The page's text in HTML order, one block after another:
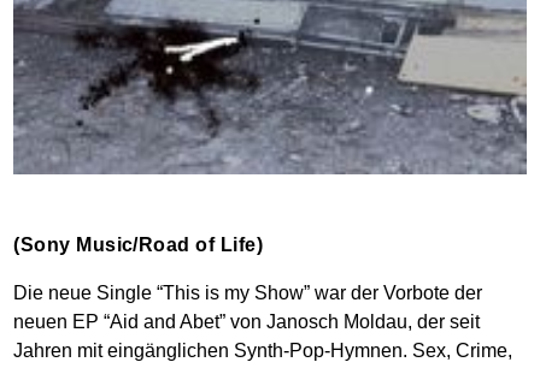
(Sony Music/Road of Life)
Die neue Single “This is my Show” war der Vorbote der
neuen EP “Aid and Abet” von Janosch Moldau, der seit
Jahren mit eingänglichen Synth-Pop-Hymnen. Sex, Crime,